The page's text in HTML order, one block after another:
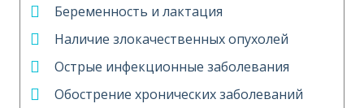
Беременность и лактация
Наличие злокачественных опухолей
Острые инфекционные заболевания
Обострение хронических заболеваний